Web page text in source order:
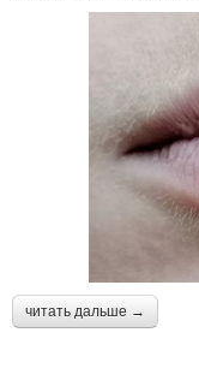
читать дальше →